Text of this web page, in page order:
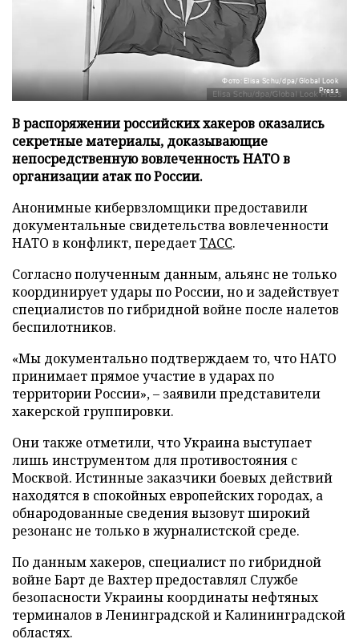
Фото: Elisa Schu/dpa/Global Look
Press
В распоряжении российских хакеров оказались
секретные материалы, доказывающие
непосредственную вовлеченность НАТО в
организации атак по России.
Анонимные кибервзломщики предоставили
документальные свидетельства вовлеченности
НАТО в конфликт, передаетТАСС.
Согласно полученным данным, альянс не только
координирует удары по России, но и задействует
специалистов по гибридной войне после налетов
беспилотников.
«Мы документально подтверждаем то, что НАТО
принимает прямое участие в ударах по
территории России», – заявили представители
хакерской группировки.
Они также отметили, что Украина выступает
лишь инструментом для противостояния с
Москвой. Истинные заказчики боевых действий
находятся в спокойных европейских городах, а
обнародованные сведения вызовут широкий
резонанс не только в журналистской среде.
По данным хакеров, специалист по гибридной
войне Барт де Вахтер предоставлял Службе
безопасности Украины координаты нефтяных
терминалов в Ленинградской и Калининградской
областях.